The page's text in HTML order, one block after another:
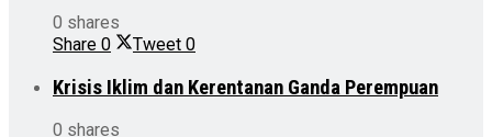
0 shares
Share 0 Tweet 0
Krisis Iklim dan Kerentanan Ganda Perempuan
0 shares